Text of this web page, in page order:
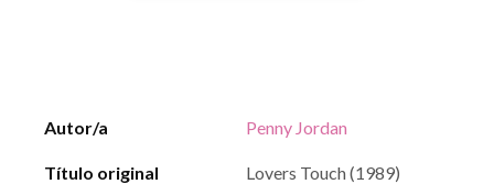
Autor/a Penny Jordan
Título original Lovers Touch (1989)